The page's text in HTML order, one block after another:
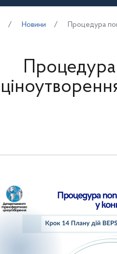
Новини Процедура